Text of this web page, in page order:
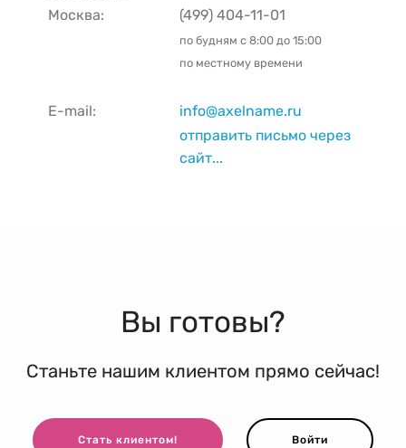
Москва: (499) 404-11-01
по будням с 8:00 до 15:00
по местному времени
E-mail:
info@axelname.ru
отправить письмо через
сайт...
Вы готовы?
Станьте нашим клиентом прямо сейчас!
Стать клиентом! Войти